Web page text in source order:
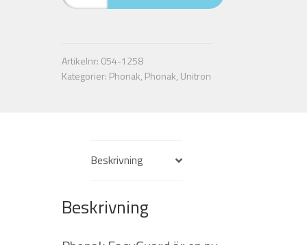
mängd
Artikelnr: 054-1258
Kategorier: Phonak, Phonak, Unitron
Beskrivning
Beskrivning